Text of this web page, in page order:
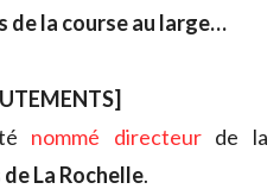
de la course au large…
nommé directeurde la
La Rochelle.